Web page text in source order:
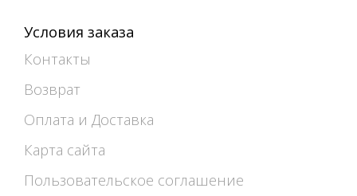
Условия заказа
Контакты
Возврат
Оплата и Доставка
Карта сайта
Пользовательское соглашение